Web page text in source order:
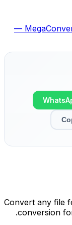
لتحويل JSON إلى CSV، ارفع .json إلى MegaConvert.io —
Convert any file
conversion